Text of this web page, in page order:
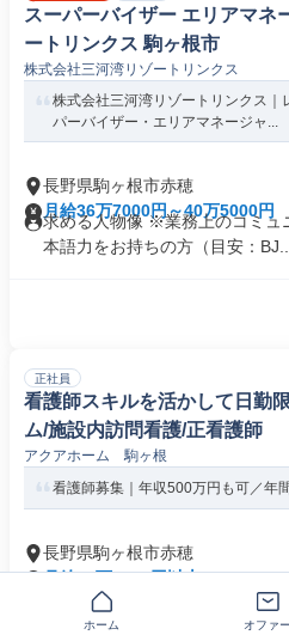
スーパーバイザー エリアマネ
ートリンクス 駒ヶ根市
株式会社三河湾リゾートリンクス
株式会社三河湾リゾートリンクス｜
パーバイザー・エリアマネージャ...
長野県駒ヶ根市赤穂
月給36万7000円～40万5000円
求める人物像 ※業務上のコミュ
本語力をお持ちの方（目安：BJ...
正社員
看護師スキルを活かして日勤
ム/施設内訪問看護/正看護師
アクアホーム 駒ヶ根
看護師募集｜年収500万円も可／年
長野県駒ヶ根市赤穂
月給34万1502円以上
求める人材: 看護師
交通費支給
ホーム オファー